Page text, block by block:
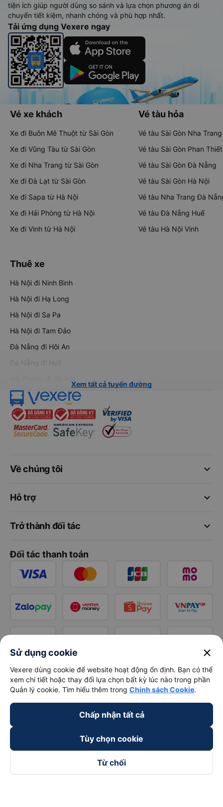
tiện ích giúp người dùng so sánh và lựa chọn phương án di
chuyển tiết kiệm, nhanh chóng và phù hợp nhất.
Tải ứng dụng Vexere ngay
Vé xe khách
Xe đi Buôn Mê Thuột từ Sài Gòn
Xe đi Vũng Tàu từ Sài Gòn
Xe đi Nha Trang từ Sài Gòn
Xe đi Đà Lạt từ Sài Gòn
Xe đi Sapa từ Hà Nội
Xe đi Hải Phòng từ Hà Nội
Xe đi Vinh từ Hà Nội
Vé tàu hỏa
Vé tàu Sài Gòn Nha Trang
Vé tàu Sài Gòn Phan Thiết
Vé tàu Sài Gòn Đà Nẵng
Vé tàu Sài Gòn Hà Nội
Vé tàu Nha Trang Đà
Vé tàu Đà Nẵng Huế
Vé tàu Hà Nội Vinh
Thuê xe
Hà Nội đi Ninh Bình
Hà Nội đi Hạ Long
Hà Nội đi Sa Pa
Hà Nội đi Tam Đảo
Đà Nẵng đi Hội An
Đà Nẵng đi Huế
Xem tất cả tuyến đường
keyboard_arrow_down
Về chúng tôi
keyboard_arrow_down
Hỗ trợ
keyboard_arrow_down
Trở thành đối tác
Đối tác thanh toán
Sử dụng cookie close
Vexere dùng cookie để website hoạt động ổn định. Bạn có thể
xem chi tiết hoặc thay đổi lựa chọn bất kỳ lúc nào trong phần
Quản lý cookie. Tìm hiểu thêm trong Chính sách Cookie.
Chấp nhận tất cả
Tùy chọn cookie
Từ chối